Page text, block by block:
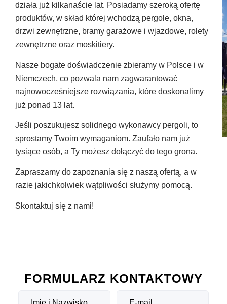
działa już kilkanaście lat. Posiadamy szeroką ofertę
produktów, w skład której wchodzą pergole, okna,
drzwi zewnętrzne, bramy garażowe i wjazdowe, rolety
zewnętrzne oraz moskitiery.
Nasze bogate doświadczenie zbieramy w Polsce i w
Niemczech, co pozwala nam zagwarantować
najnowocześniejsze rozwiązania, które doskonalimy
już ponad 13 lat.
Jeśli poszukujesz solidnego wykonawcy pergoli, to
sprostamy Twoim wymaganiom. Zaufało nam już
tysiące osób, a Ty możesz dołączyć do tego grona.
Zapraszamy do zapoznania się z naszą ofertą, a w
razie jakichkolwiek wątpliwości służymy pomocą.
Skontaktuj się z nami!
FORMULARZ KONTAKTOWY